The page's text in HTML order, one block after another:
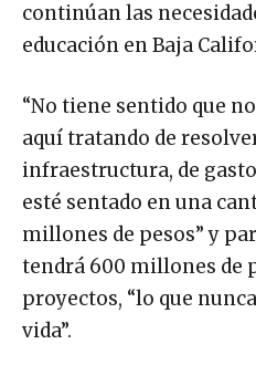
continúan las
educación en Baja
“No tiene sentido que
aquí tratando de
infraestructura, de
esté sentado en una
millones de pesos” y
tendrá 600 millones de
proyectos, “lo que
vida”.